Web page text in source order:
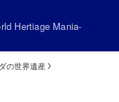
Hertiage Mania-
の世界遺産